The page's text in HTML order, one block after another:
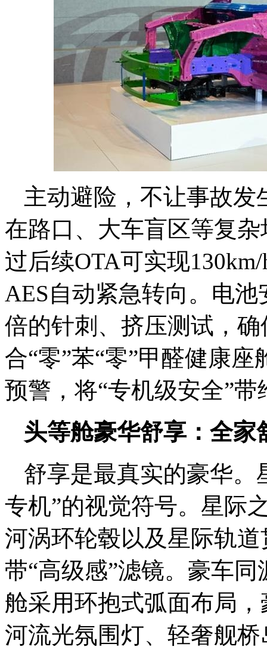
主动避险，不让事故
在路口、大车盲区等复
过后续OTA可实现
AES自动紧急转向。电
倍的针刺、挤压测试，
合“零”苯“零”甲醛健康
预警，将“专机级安全”
头等舱豪华舒享：全
舒享是最真实的豪华。
专机”的视觉符号。星际
河涡环轮毂以及星际轨
带“高级感”滤镜。豪车
舱采用环抱式弧面布局
河流光氛围灯、轻奢舰